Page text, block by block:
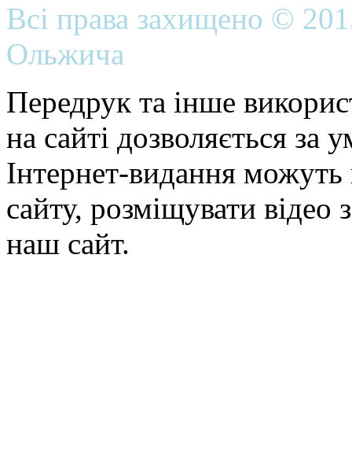
Всі права захищено ©
Ольжича
Передрук та інше
на сайті дозволяється
Інтернет-видання можуть
сайту, розміщувати відео
наш сайт.